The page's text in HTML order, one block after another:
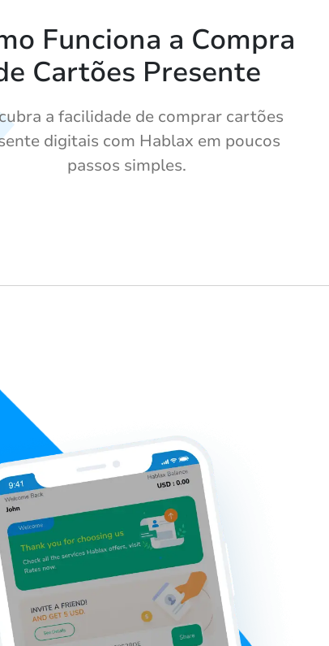
Funciona a Compra
Cartões Presente
a facilidade de comprar cartões
digitais com Hablax em poucos
passos simples.